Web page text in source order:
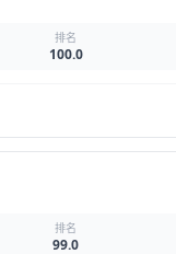
排名
100.0
排名
99.0